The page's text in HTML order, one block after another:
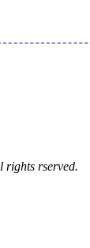
rserved.